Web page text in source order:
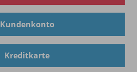
Kundenkonto
Kreditkarte